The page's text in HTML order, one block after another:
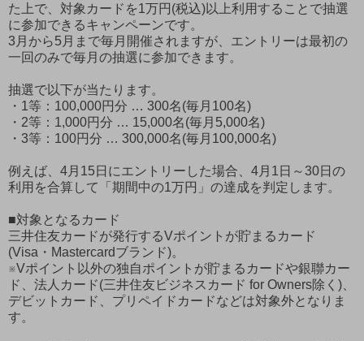
た上で、対象カードを1万円(税込)以上利用することで抽選
に参加できるキャンペーンです。
3月から5月まで毎月開催されますが、エントリーは最初の
一回のみで毎月の抽選に参加できます。
抽選で以下が当たります。
・1等：100,000円分 … 300名(毎月100名)
・2等：1,000円分 … 15,000名(毎月5,000名)
・3等：100円分 … 300,000名(毎月100,000名)
例えば、4月15日にエントリーした場合、4月1日～30日の
利用を合算して「期間中の1万円」の達成を判定します。
■対象となるカード
三井住友カードが発行するVポイントが貯まるカード
(Visa・Mastercardブランド)。
※Vポイント以外の独自ポイントが貯まるカードや銀聯カー
ド、法人カード(三井住友ビジネスカード for Owners除く)、
デビットカード、プリペイドカードなどは対象外となりま
す。